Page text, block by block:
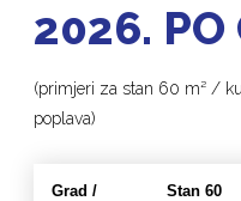
2026. PO
(primjeri za stan 60 m² /
poplava)
Grad /
Stan 60